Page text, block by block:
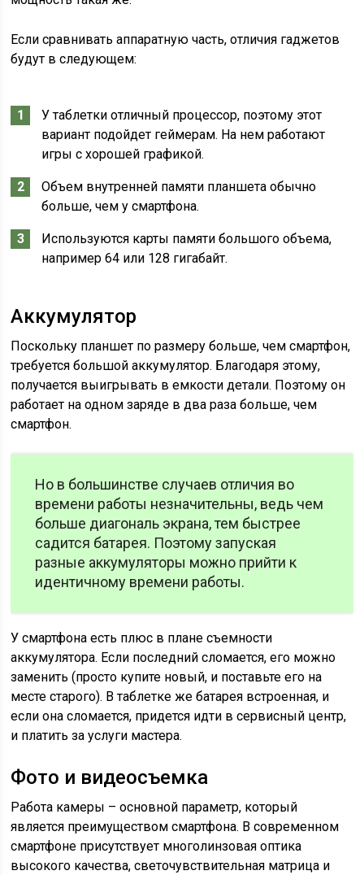
Если сравнивать аппаратную часть, отличия гаджетов
будут в следующем:
У таблетки отличный процессор, поэтому этот
вариант подойдет геймерам. На нем работают
игры с хорошей графикой.
Объем внутренней памяти планшета обычно
больше, чем у смартфона.
Используются карты памяти большого объема,
например 64 или 128 гигабайт.
Аккумулятор
Поскольку планшет по размеру больше, чем смартфон,
требуется большой аккумулятор. Благодаря этому,
получается выигрывать в емкости детали. Поэтому он
работает на одном заряде в два раза больше, чем
смартфон.
Но в большинстве случаев отличия во
времени работы незначительны, ведь чем
больше диагональ экрана, тем быстрее
садится батарея. Поэтому запуская
разные аккумуляторы можно прийти к
идентичному времени работы.
У смартфона есть плюс в плане съемности
аккумулятора. Если последний сломается, его можно
заменить (просто купите новый, и поставьте его на
месте старого). В таблетке же батарея встроенная, и
если она сломается, придется идти в сервисный центр,
и платить за услуги мастера.
Фото и видеосъемка
Работа камеры – основной параметр, который
является преимуществом смартфона. В современном
смартфоне присутствует многолинзовая оптика
высокого качества, светочувствительная матрица и